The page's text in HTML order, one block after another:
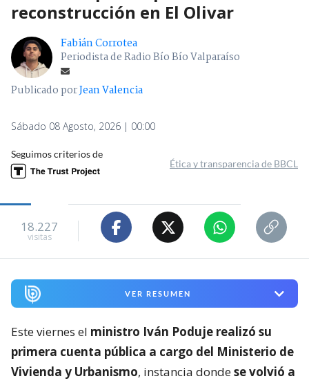
reconstrucción en El Olivar
Fabián Corrotea
Periodista de Radio Bío Bío Valparaíso
Publicado porJean Valencia
Sábado 08 Agosto, 2026 | 00:00
Seguimos criterios de
Ética y transparencia de BBCL
18.227
visitas
VER RESUMEN
Este viernes el ministro Iván Poduje realizó su
primera cuenta pública a cargo del Ministerio de
Vivienda y Urbanismo, instancia dondese volvió a